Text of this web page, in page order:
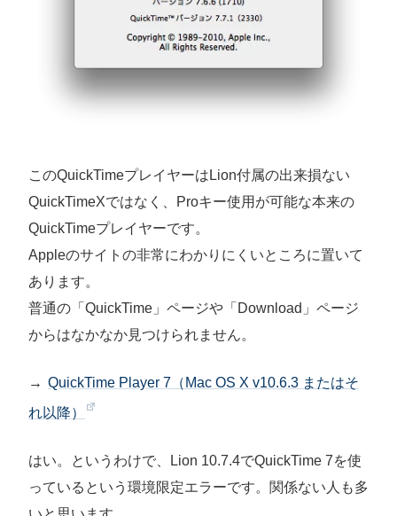
このQuickTimeプレイヤーはLion付属の出来損ない
QuickTimeXではなく、Proキー使用が可能な本来の
QuickTimeプレイヤーです。
Appleのサイトの非常にわかりにくいところに置いて
あります。
普通の「QuickTime」ページや「Download」ページ
からはなかなか見つけられません。
→ QuickTime Player 7（Mac OS X v10.6.3 またはそ
れ以降）
はい。というわけで、Lion 10.7.4でQuickTime 7を使
っているという環境限定エラーです。関係ない人も多